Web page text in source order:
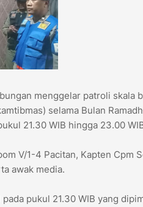
menggelar patroli skala
selama Bulan
21.30 WIB hingga 23.00
V/1-4 Pacitan, Kapten Cpm
awak media.
pukul 21.30 WIB yang